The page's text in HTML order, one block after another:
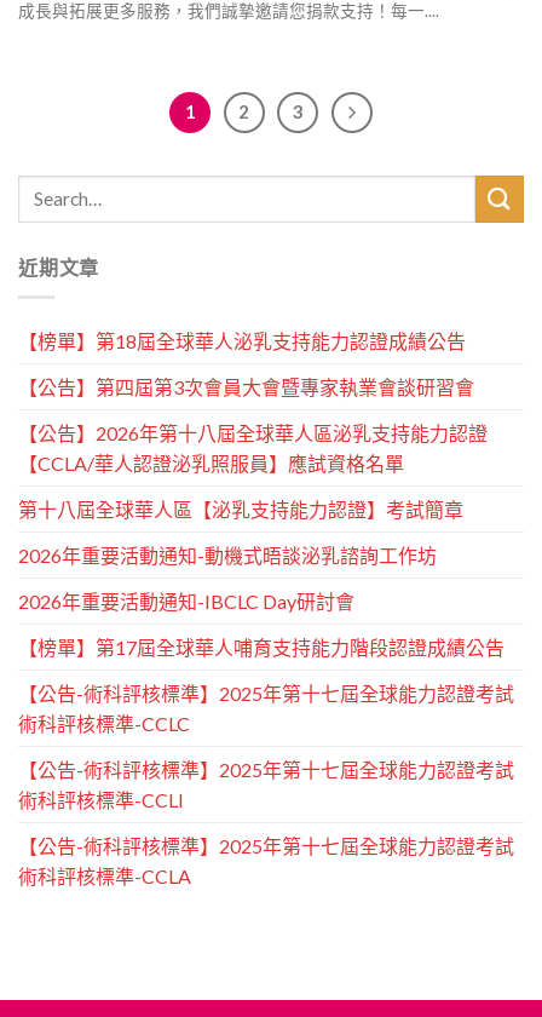
成長與拓展更多服務，我們誠摯邀請您捐款支持！每一....
1 2 3
近期文章
【榜單】第18屆全球華人泌乳支持能力認證成績公告
【公告】第四屆第3次會員大會暨專家執業會談研習會
【公告】2026年第十八屆全球華人區泌乳支持能力認證
【CCLA/華人認證泌乳照服員】應試資格名單
第十八屆全球華人區【泌乳支持能力認證】考試簡章
2026年重要活動通知-動機式晤談泌乳諮詢工作坊
2026年重要活動通知-IBCLC Day研討會
【榜單】第17屆全球華人哺育支持能力階段認證成績公告
【公告-術科評核標準】2025年第十七屆全球能力認證考試
術科評核標準-CCLC
【公告-術科評核標準】2025年第十七屆全球能力認證考試
術科評核標準-CCLI
【公告-術科評核標準】2025年第十七屆全球能力認證考試
術科評核標準-CCLA